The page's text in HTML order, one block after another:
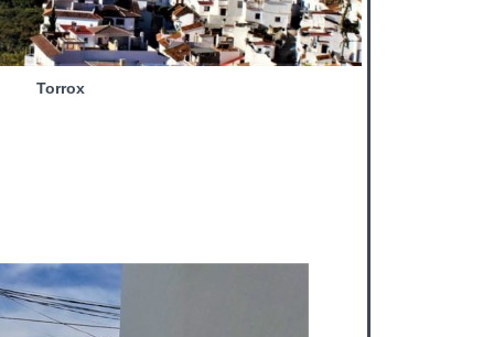
Torrox